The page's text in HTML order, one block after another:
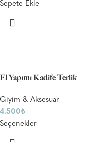
Sepete Ekle
El Yapımı Kadife Terlik
Giyim & Aksesuar
4.500₺
Seçenekler